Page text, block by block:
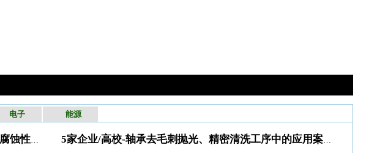
电子 能源
5家企业/高校-轴承去毛刺抛光、精密清洗工序中的应用案例分析